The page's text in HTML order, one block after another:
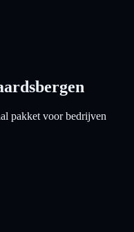
pakket voor bedrijven